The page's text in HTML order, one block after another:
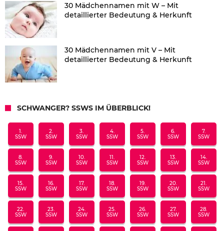
30 Mädchennamen mit W – Mit
detaillierter Bedeutung & Herkunft
30 Mädchennamen mit V – Mit
detaillierter Bedeutung & Herkunft
SCHWANGER? SSWS IM ÜBERBLICK!
1.
SSW
2.
SSW
3.
SSW
4.
SSW
5.
SSW
6.
SSW
7.
SSW
8.
SSW
9.
SSW
10.
SSW
11.
SSW
12.
SSW
13.
SSW
14.
SSW
15.
SSW
16.
SSW
17.
SSW
18.
SSW
19.
SSW
20.
SSW
21.
SSW
22.
SSW
23.
SSW
24.
SSW
25.
SSW
26.
SSW
27.
SSW
28.
SSW